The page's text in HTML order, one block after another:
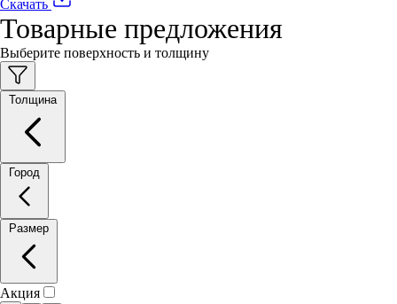
Скачать
Товарные предложения
Выберите поверхность и толщину
Акция